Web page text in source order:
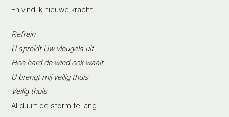
En vind ik nieuwe kracht
Refrein
U spreidt Uw vleugels uit
Hoe hard de wind ook waait
U brengt mij veilig thuis
Veilig thuis
Al duurt de storm te lang